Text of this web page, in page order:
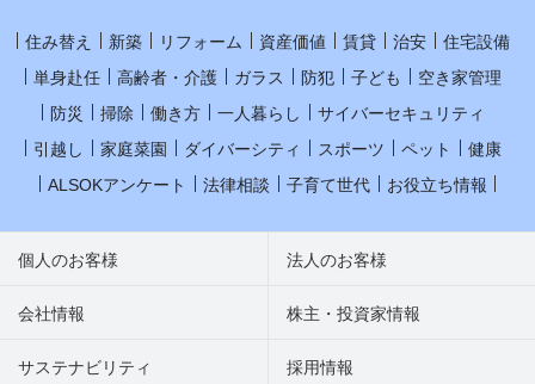
住み替え 新築 リフォーム 資産価値 賃貸 治安
住宅設備
単身赴任
高齢者・介護 ガラス 防犯 子ども
空き家管理
防災
掃除 働き方 一人暮らし
サイバーセキュリティ
引越し
家庭菜園 ダイバーシティ スポーツ ペット
健康
ALSOKアンケート
法律相談 子育て世代 お役立ち情報
個人のお客様 法人のお客様
会社情報 株主・投資家情報
サステナビリティ 採用情報